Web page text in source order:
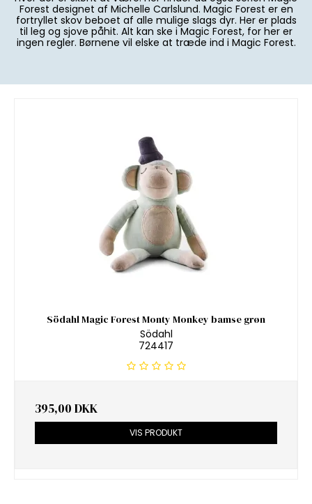
Forest designet af Michelle Carlslund. Magic Forest er en
fortryllet skov beboet af alle mulige slags dyr. Her er plads
til leg og sjove påhit. Alt kan ske i Magic Forest, for her er
ingen regler. Børnene vil elske at træde ind i Magic Forest.
Södahl Magic Forest Monty Monkey bamse grøn
Södahl
724417
395,00 DKK
VIS PRODUKT